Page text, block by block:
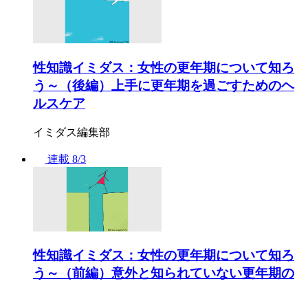
性知識イミダス：女性の更年期について知ろ
う～（後編）上手に更年期を過ごすためのヘ
ルスケア
イミダス編集部
連載 8/3
性知識イミダス：女性の更年期について知ろ
う～（前編）意外と知られていない更年期の